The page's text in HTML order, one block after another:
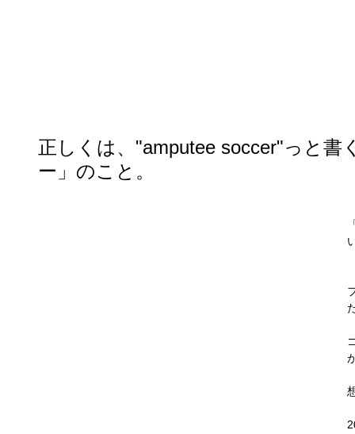
正しくは、"amputee soccer"っと書
ー」のこと。